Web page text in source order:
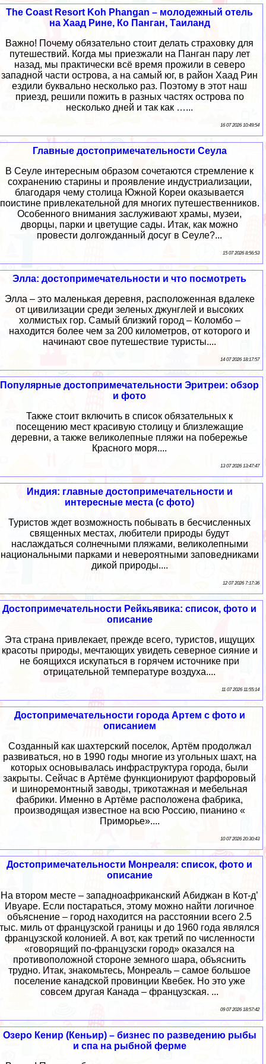
The Coast Resort Koh Phangan – молодежный отель
на Хаад Рине, Ко Панган, Таиланд
Важно! Почему обязательно стоит делать страховку для
путешествий. Когда мы приезжали на Панган пару лет
назад, мы практически всё время прожили в северо
западной части острова, а на самый юг, в район Хаад Рин
ездили буквально несколько раз. Поэтому в этот наш
приезд, решили пожить в разных частях острова по
несколько дней и так как …...
16 07 2026 10:49:54
Главные достопримечательности Сеула
В Сеуле интересным образом сочетаются стремление к
сохранению старины и проявление индустриализации,
благодаря чему столица Южной Кореи оказывается
поистине привлекательной для многих путешественников.
Особенного внимания заслуживают храмы, музеи,
дворцы, парки и цветущие сады. Итак, как можно
провести долгожданный досуг в Сеуле?...
15 07 2026 8:56:53
Элла: достопримечательности и что посмотреть
Элла – это маленькая деревня, расположенная вдалеке
от цивилизации среди зеленых джунглей и высоких
холмистых гор. Самый близкий город – Коломбо –
находится более чем за 200 километров, от которого и
начинают свое путешествие туристы....
14 07 2026 18:17:57
Популярные достопримечательности Эритреи: обзор
и фото
Также стоит включить в список обязательных к
посещению мест красивую столицу и близлежащие
деревни, а также великолепные пляжи на побережье
Красного моря....
13 07 2026 13:47:47
Индия: главные достопримечательности и
интересные места (с фото)
Туристов ждет возможность побывать в бесчисленных
священных местах, любители природы будут
наслаждаться солнечными пляжами, великолепными
национальными парками и невероятными заповедниками
дикой природы....
12 07 2026 7:17:36
Достопримечательности Рейкьявика: список, фото и
описание
Эта страна привлекает, прежде всего, туристов, ищущих
красоты природы, мечтающих увидеть северное сияние и
не боящихся искупаться в горячем источнике при
отрицательной температуре воздуха....
11 07 2026 11:55:14
Достопримечательности города Артем с фото и
описанием
Созданный как шахтерский поселок, Артём продолжал
развиваться, но в 1990 годы многие из угольных шахт, на
которых основывалась инфраструктура города, были
закрыты. Сейчас в Артёме функционируют фарфоровый
и шиноремонтный заводы, трикотажная и мебельная
фабрики. Именно в Артёме расположена фабрика,
производящая известное на всю Россию, пианино «
Приморье»....
10 07 2026 20:30:43
Достопримечательности Монреаля: список, фото и
описание
На втором месте – западноафриканский Абиджан в Кот-д’
Ивуаре. Если постараться, этому можно найти логичное
объяснение – город находится на расстоянии всего 2.5
тыс. миль от французской границы и до 1960 года являлся
французской колонией. А вот, как третий по численности
«говорящий по-французски город» оказался на
противоположной стороне земного шара, объяснить
трудно. Итак, знакомьтесь, Монреаль – самое большое
поселение канадской провинции Квебек. Но это уже
совсем другая Канада – французская. ...
09 07 2026 18:57:42
Озеро Кенир (Кеньир) – бизнес по разведению рыбы
и спа на рыбной ферме